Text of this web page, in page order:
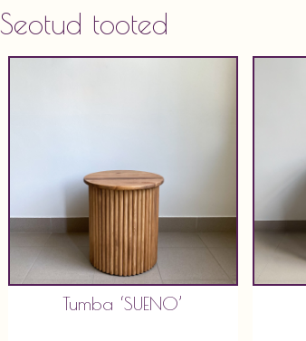
Seotud tooted
Tumba ‘SUENO’